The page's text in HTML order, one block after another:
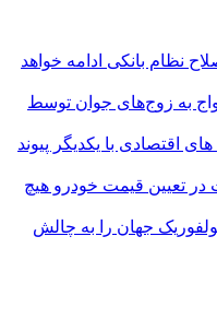
نظام بانکی ادامه خواهد
وام ازدواج به زوج‌های جوان توسط
اقتصادی با یکدیگر پیوند
تعیین قیمت خودرو هیچ
جهان را به چالش